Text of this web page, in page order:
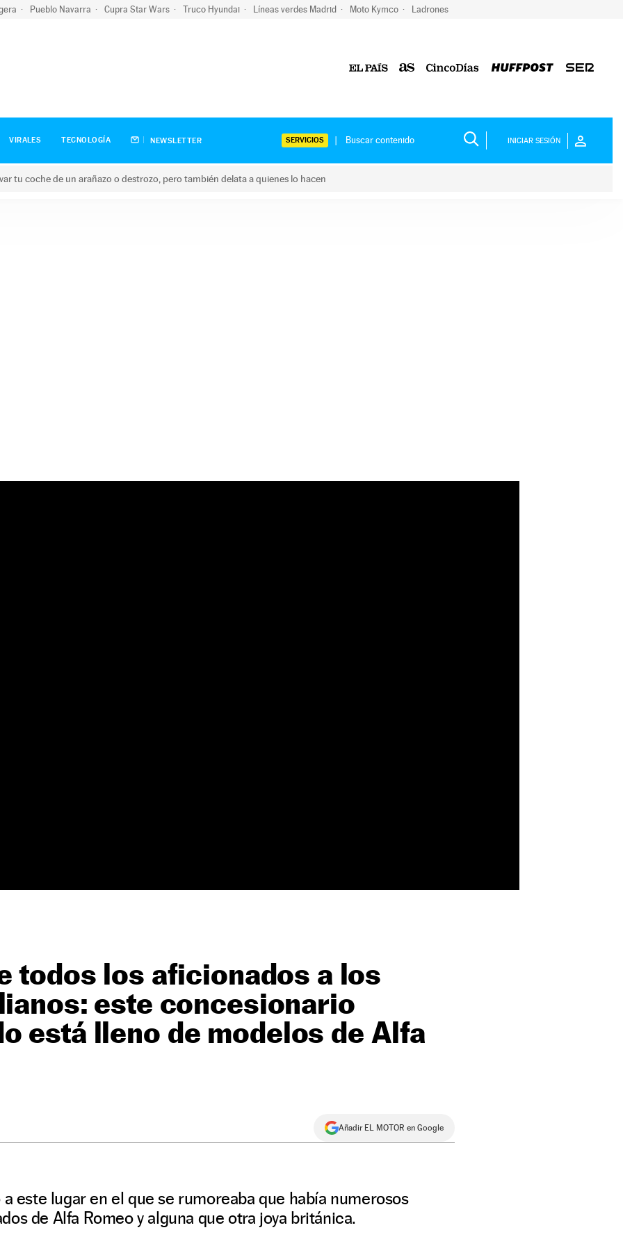
Pueblo Navarra Cupra Star Wars Truco Hyundai Líneas verdes Madrid Moto Kymco Ladrones
VIRALES TECNOLOGÍA NEWSLETTER SERVICIOS INICIAR SESIÓN
tu coche de un arañazo o destrozo, pero también delata a quienes lo hacen
todos los aficionados a los
este concesionario
está lleno de modelos de Alfa
Añadir EL MOTOR en Google
este lugar en el que se rumoreaba que había numerosos
de Alfa Romeo y alguna que otra joya británica.